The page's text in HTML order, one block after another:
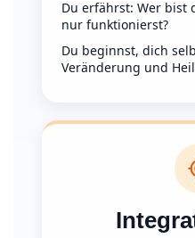
Du erfährst: Wer bist
nur funktionierst?
Du beginnst, dich
Veränderung und